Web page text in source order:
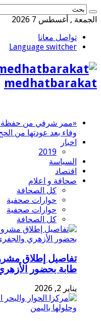
الجمعة , أغسطس 7 2026
تواصل معانا
Language switcher
medhatbarakat
«ممر شرفي من حفظة
وفاء بعد عودتها من
اخبار
2019
السياسة
اقتصاد
صحافة و اعلام
كل الصحافة
حوارات صحفية
حوارات صحفية
كل الصحافة
تفاصيل إطلاق
طابة بحضور
يناير 2, 2026